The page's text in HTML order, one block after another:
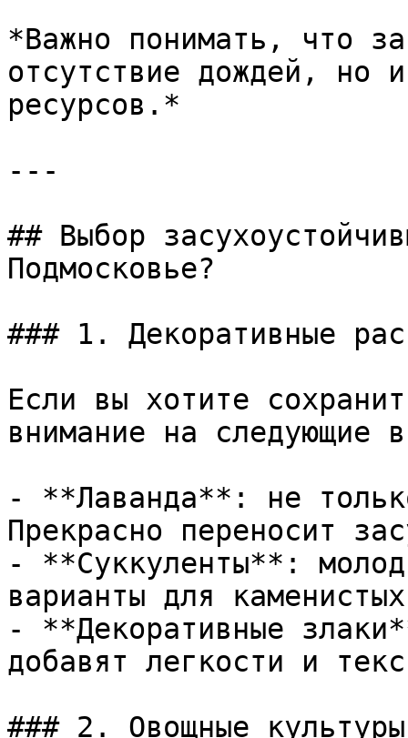
*Важно понимать, что
отсутствие дождей, но
ресурсов.*
---
## Выбор
Подмосковье?
### 1. Декоративные
Если вы хотите
внимание на следующие
- **Лаванда**: не
Прекрасно переносит
- **Суккуленты**:
варианты для
- **Декоративные
добавят легкости и
### 2. Овощные культуры